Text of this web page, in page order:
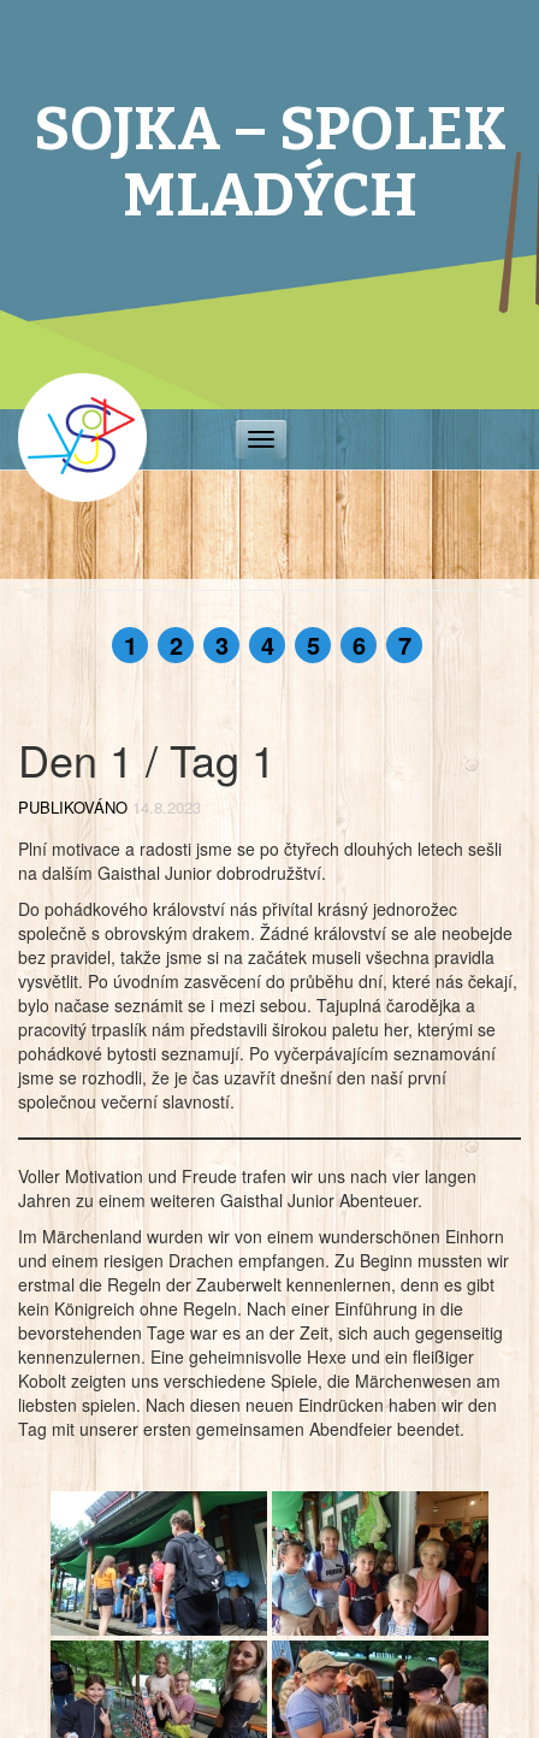
SOJKA – SPOLEK
MLADÝCH
Toggle
navigation
1 2 3 4 5 6 7
Den 1 / Tag 1
PUBLIKOVÁNO 14.8.2023
Plní motivace a radosti jsme se po čtyřech dlouhých letech sešli
na dalším Gaisthal Junior dobrodružštví.
Do pohádkového království nás přivítal krásný jednorožec
společně s obrovským drakem. Žádné království se ale neobejde
bez pravidel, takže jsme si na začátek museli všechna pravidla
vysvětlit. Po úvodním zasvěcení do průběhu dní, které nás čekají,
bylo načase seznámit se i mezi sebou. Tajuplná čarodějka a
pracovitý trpaslík nám představili širokou paletu her, kterými se
pohádkové bytosti seznamují. Po vyčerpávajícím seznamování
jsme se rozhodli, že je čas uzavřít dnešní den naší první
společnou večerní slavností.
Voller Motivation und Freude trafen wir uns nach vier langen
Jahren zu einem weiteren Gaisthal Junior Abenteuer.
Im Märchenland wurden wir von einem wunderschönen Einhorn
und einem riesigen Drachen empfangen. Zu Beginn mussten wir
erstmal die Regeln der Zauberwelt kennenlernen, denn es gibt
kein Königreich ohne Regeln. Nach einer Einführung in die
bevorstehenden Tage war es an der Zeit, sich auch gegenseitig
kennenzulernen. Eine geheimnisvolle Hexe und ein fleißiger
Kobolt zeigten uns verschiedene Spiele, die Märchenwesen am
liebsten spielen. Nach diesen neuen Eindrücken haben wir den
Tag mit unserer ersten gemeinsamen Abendfeier beendet.